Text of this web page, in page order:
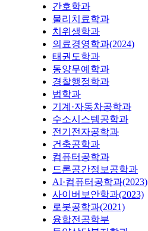
간호학과
물리치료학과
치위생학과
의료경영학과(2024)
태권도학과
동양무예학과
경찰행정학과
법학과
기계·자동차공학과
수소시스템공학과
전기전자공학과
건축공학과
컴퓨터공학과
드론공간정보공학과
AI·컴퓨터공학과(2023)
사이버보안학과(2023)
로봇공학과(2021)
융합전공학부